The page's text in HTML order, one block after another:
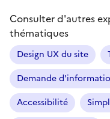
Consulter d'autres
thématiques
Design UX du site
Demande
Accessibilité